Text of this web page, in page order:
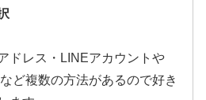
ドレス・LINEアカウントや
ど複数の方法があるので好き